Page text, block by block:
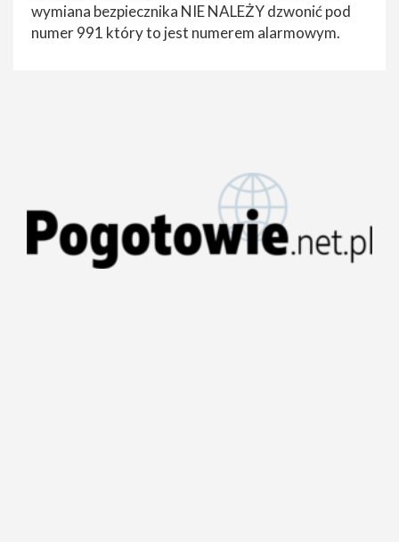
wymiana bezpiecznika NIE NALEŻY dzwonić pod
numer 991 który to jest numerem alarmowym.